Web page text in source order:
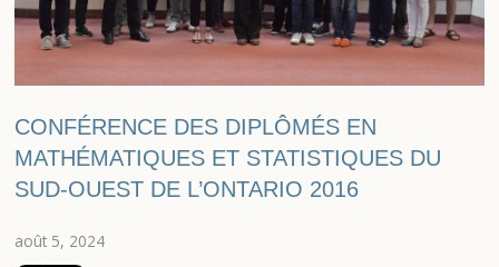
CONFÉRENCE DES DIPLÔMÉS EN
MATHÉMATIQUES ET STATISTIQUES DU
SUD-OUEST DE L’ONTARIO 2016
août 5, 2024